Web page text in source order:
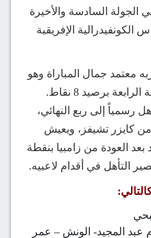
الجولة السادسة والأخيرة
الإفريقية
معتمد جمال المباراة وهو
في المركز الثاني في المجموعة الرابعة برصيد 8 نقاط.
رسمياً إلى ربع النهائي،
كايزر تشيفز، ويعيش
بعد العودة من زامبيا بنقطة
التأهل في أقدام لاعبيه.
عبد المجيد- الونش – عمر